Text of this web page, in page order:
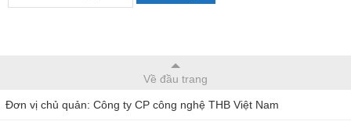
Về đầu trang
Đơn vị chủ quản: Công ty CP công nghệ THB Việt Nam